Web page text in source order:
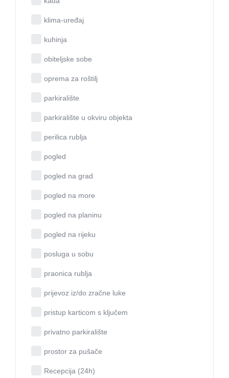
klima-uređaj
kuhinja
obiteljske sobe
oprema za roštilj
parkiralište
parkiralište u okviru objekta
perilica rublja
pogled
pogled na grad
pogled na more
pogled na planinu
pogled na rijeku
posluga u sobu
praonica rublja
prijevoz iz/do zračne luke
pristup karticom s ključem
privatno parkiralište
prostor za pušače
Recepcija (24h)